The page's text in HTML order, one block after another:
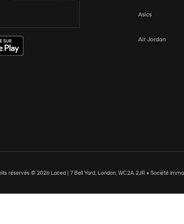
Asics
Air Jordan
réservés © 2026 Laced | 7 Bell Yard, London, WC2A 2JR • Société